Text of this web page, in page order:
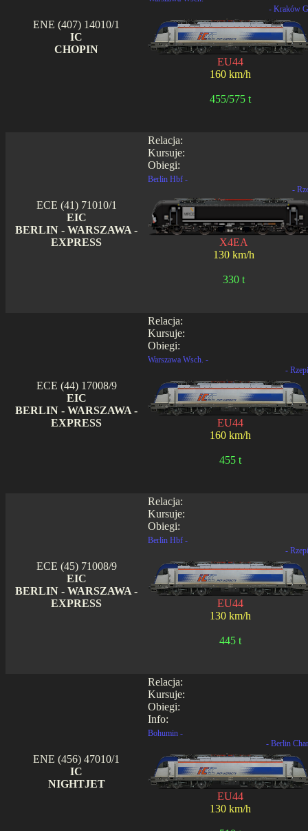
ENE (407) 14010/1
IC
CHOPIN
- Kraków
EU44
160 km/h
455/575 t
Relacja:
Kursuje:
Obiegi:
ECE (41) 71010/1
EIC
BERLIN - WARSZAWA -
EXPRESS
Berlin Hbf -
-
X4EA
130 km/h
330 t
Relacja:
Kursuje:
Obiegi:
ECE (44) 17008/9
EIC
BERLIN - WARSZAWA -
EXPRESS
Warszawa Wsch. -
-
EU44
160 km/h
455 t
Relacja:
Kursuje:
Obiegi:
ECE (45) 71008/9
EIC
BERLIN - WARSZAWA -
EXPRESS
Berlin Hbf -
-
EU44
130 km/h
445 t
Relacja:
Kursuje:
Obiegi:
Info:
ENE (456) 47010/1
IC
NIGHTJET
Bohumin -
- Berlin
EU44
130 km/h